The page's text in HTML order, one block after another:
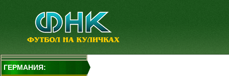
ГЕРМАНИЯ: